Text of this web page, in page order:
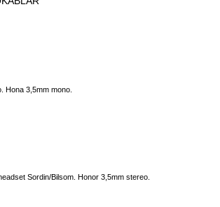
Hona 3,5mm mono.
Sordin/Bilsom. Honor 3,5mm stereo.